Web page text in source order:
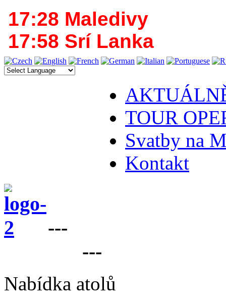
17:28 Maledivy
17:58 Srí Lanka
TOUR
Svatby na
Kontakt
---
---
Nabídka atolů